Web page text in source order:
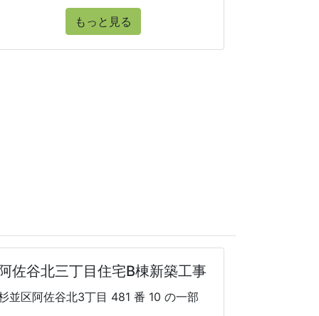
もっと見る
佐谷北三丁目住宅B棟新築工事
並区阿佐谷北3丁目 481 番 10 の一部